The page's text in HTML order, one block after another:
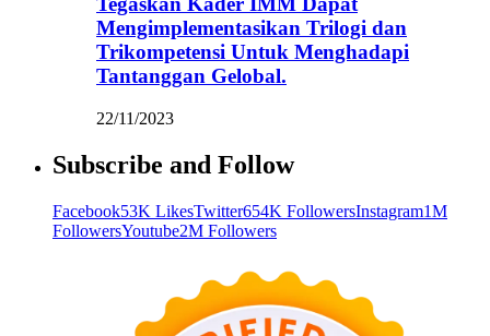
Mengimplementasikan Trilogi dan
Trikompetensi Untuk Menghadapi
Tantanggan Gelobal.
22/11/2023
Subscribe and Follow
Facebook53K LikesTwitter654K FollowersInstagram1M
FollowersYoutube2M Followers